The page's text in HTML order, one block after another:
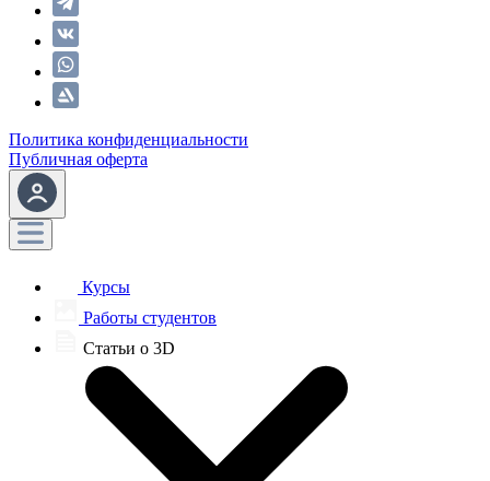
Политика конфиденциальности
Публичная оферта
Курсы
Работы студентов
Статьи о 3D